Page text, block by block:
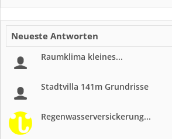
Neueste Antworten
Raumklima kleines...
Stadtvilla 141m Grundrisse
Regenwasserversickerung...